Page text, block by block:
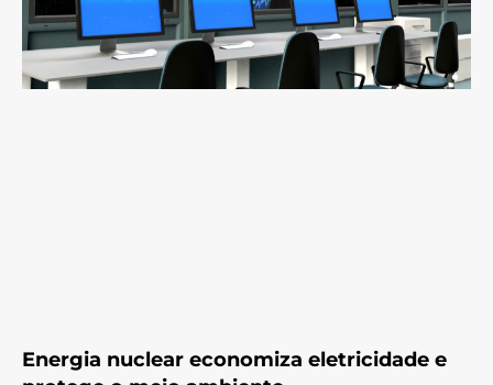
Energia nuclear economiza eletricidade e